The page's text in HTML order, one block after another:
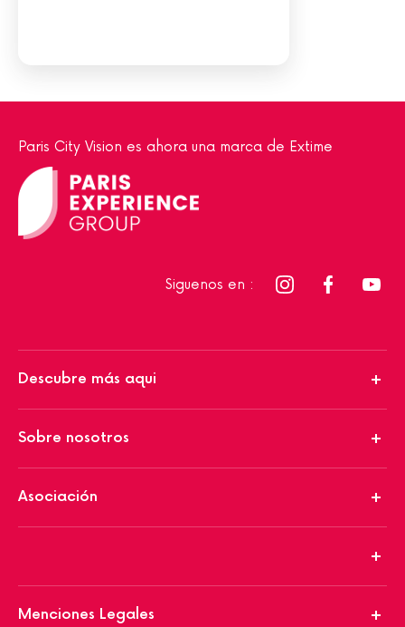
Paris City Vision es ahora una marca de Extime
Siguenos en :
Descubre más aqui
Sobre nosotros
Asociación
Menciones Legales